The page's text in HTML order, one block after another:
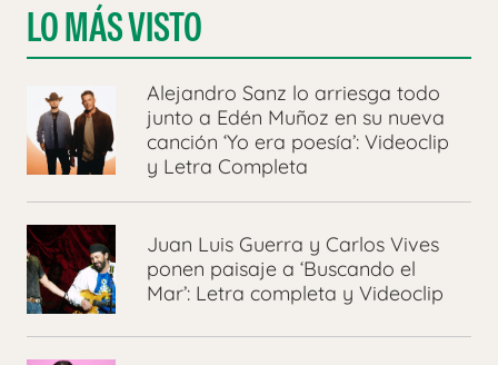
LO MÁS VISTO
Alejandro Sanz lo arriesga todo
junto a Edén Muñoz en su nueva
canción ‘Yo era poesía’: Videoclip
y Letra Completa
Juan Luis Guerra y Carlos Vives
ponen paisaje a ‘Buscando el
Mar’: Letra completa y Videoclip